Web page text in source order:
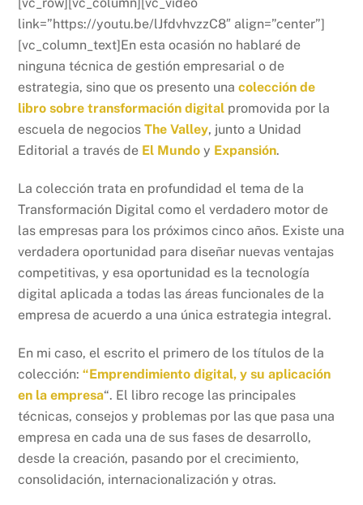
link=”https://youtu.be/lJfdvhvzzC8″ align=”center”]
[vc_column_text]En esta ocasión no hablaré de
ninguna técnica de gestión empresarial o de
estrategia, sino que os presento unacolección de
libro sobre transformación digital promovida por la
escuela de negocios The Valley, junto a Unidad
Editorial a través de El Mundo y Expansión.
La colección trata en profundidad el tema de la
Transformación Digital como el verdadero motor de
las empresas para los próximos cinco años. Existe una
verdadera oportunidad para diseñar nuevas ventajas
competitivas, y esa oportunidad es la tecnología
digital aplicada a todas las áreas funcionales de la
empresa de acuerdo a una única estrategia integral.
En mi caso, el escrito el primero de los títulos de la
colección:“Emprendimiento digital, y su aplicación
en la empresa“. El libro recoge las principales
técnicas, consejos y problemas por las que pasa una
empresa en cada una de sus fases de desarrollo,
desde la creación, pasando por el crecimiento,
consolidación, internacionalización y otras.